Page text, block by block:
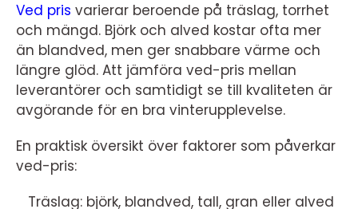
Ved pris varierar beroende på träslag, torrhet
och mängd. Björk och alved kostar ofta mer
än blandved, men ger snabbare värme och
längre glöd. Att jämföra ved-pris mellan
leverantörer och samtidigt se till kvaliteten är
avgörande för en bra vinterupplevelse.
En praktisk översikt över faktorer som påverkar
ved-pris:
Träslag: björk, blandved, tall, gran eller alved